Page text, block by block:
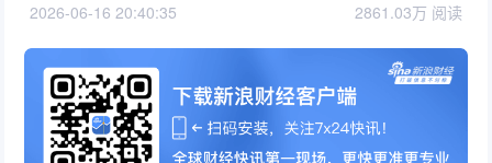
2026-06-16 20:40:35 2861.03万 阅读